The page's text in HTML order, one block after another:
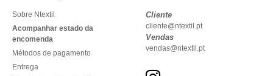
Sobre Ntextil
Acompanhar estado da
encomenda
Métodos de pagamento
Entrega
Cliente
cliente@ntextil.pt
Vendas
vendas@ntextil.pt